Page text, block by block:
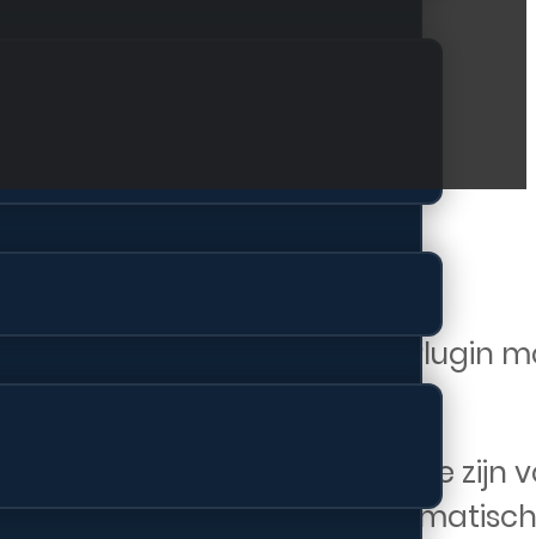
koppel je een unieke RepairPlugin
heen te navigeren.
boven en onder de shortcode zijn
na het toevegen ook